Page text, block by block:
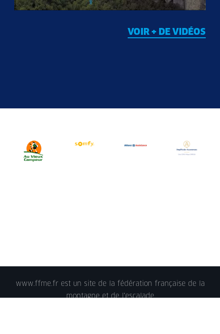
VOIR + DE VIDÉOS
www.ffme.fr est un site de la fédération française de la
montagne et de l'escalade